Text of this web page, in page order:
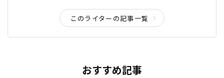
このライターの記事一覧
おすすめ記事